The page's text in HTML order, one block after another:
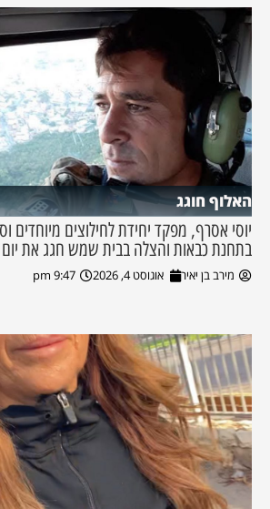
האלוף חוגג
יוסי אסרף, מפקד יחידת לחילוצים
בתחנת כבאות והצלה בבית שמש חגג את
מירב בן יאיר אוגוסט 4, 2026 9:47 pm